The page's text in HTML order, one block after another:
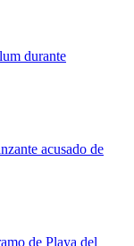
durante
acusado de
de Playa del